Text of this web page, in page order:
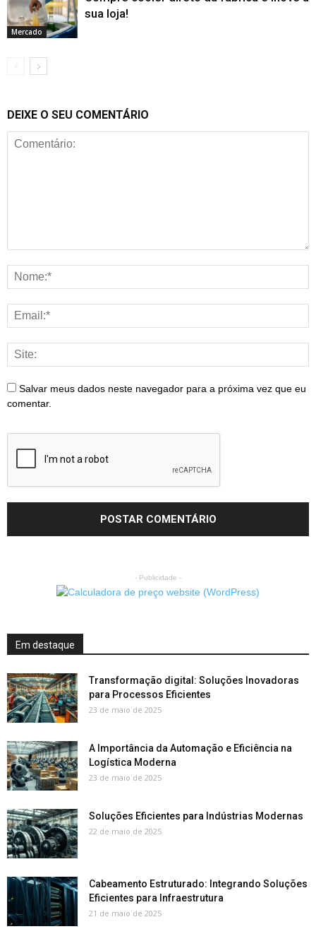
Mercado
sua loja!
DEIXE O SEU COMENTÁRIO
Salvar meus dados neste navegador para a próxima vez que eu
comentar.
- Publicidade -
Em destaque
Transformação digital: Soluções Inovadoras
para Processos Eficientes
23 de maio de 2025
A Importância da Automação e Eficiência na
Logística Moderna
23 de maio de 2025
Soluções Eficientes para Indústrias Modernas
22 de maio de 2025
Cabeamento Estruturado: Integrando Soluções
Eficientes para Infraestrutura
21 de maio de 2025